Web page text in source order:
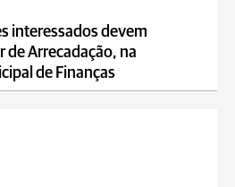
interessados devem
de Arrecadação, na
de Finanças